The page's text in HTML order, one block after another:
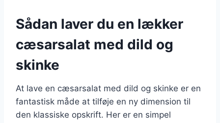
Sådan laver du en lækker
cæsarsalat med dild og
skinke
At lave en cæsarsalat med dild og skinke er en
fantastisk måde at tilføje en ny dimension til
den klassiske opskrift. Her er en simpel